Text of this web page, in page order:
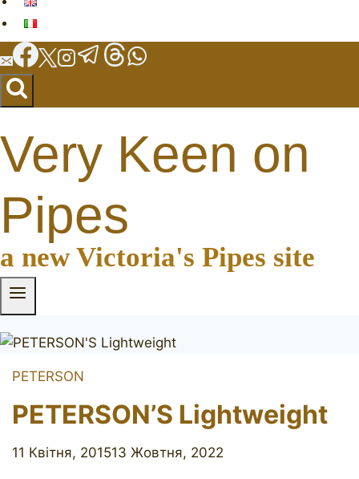
Very Keen on
Pipes
a new Victoria's Pipes site
PETERSON
PETERSON’S Lightweight
11 Квітня, 201513 Жовтня, 2022